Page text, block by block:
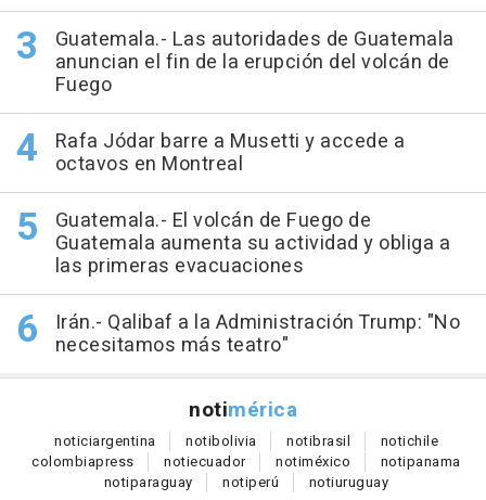
Guatemala.- Las autoridades de Guatemala
anuncian el fin de la erupción del volcán de
Fuego
Rafa Jódar barre a Musetti y accede a
octavos en Montreal
Guatemala.- El volcán de Fuego de
Guatemala aumenta su actividad y obliga a
las primeras evacuaciones
Irán.- Qalibaf a la Administración Trump: "No
necesitamos más teatro"
notimérica
noticiargentina notibolivia notibrasil notichile
colombiapress notiecuador notiméxico notipanama
notiparaguay notiperú notiuruguay